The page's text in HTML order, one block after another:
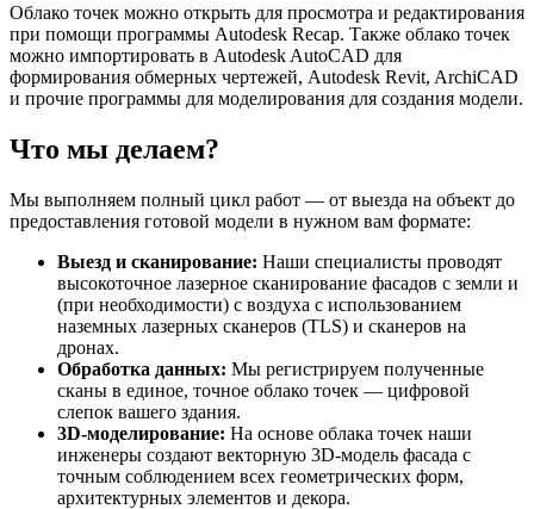
Облако точек можно открыть для просмотра и редактирования
при помощи программы Autodesk Recap. Также облако точек
можно импортировать в Autodesk AutoCAD для
формирования обмерных чертежей, Autodesk Revit, ArchiCAD
и прочие программы для моделирования для создания модели.
Что мы делаем?
Мы выполняем полный цикл работ — от выезда на объект до
предоставления готовой модели в нужном вам формате:
Выезд и сканирование: Наши специалисты проводят
высокоточное лазерное сканирование фасадов с земли и
(при необходимости) с воздуха с использованием
наземных лазерных сканеров (TLS) и сканеров на
дронах.
Обработка данных: Мы регистрируем полученные
сканы в единое, точное облако точек — цифровой
слепок вашего здания.
3D-моделирование: На основе облака точек наши
инженеры создают векторную 3D-модель фасада с
точным соблюдением всех геометрических форм,
архитектурных элементов и декора.